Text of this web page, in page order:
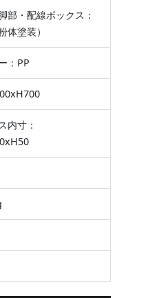
部・配線ボックス：
体塗装）
：PP
内寸：